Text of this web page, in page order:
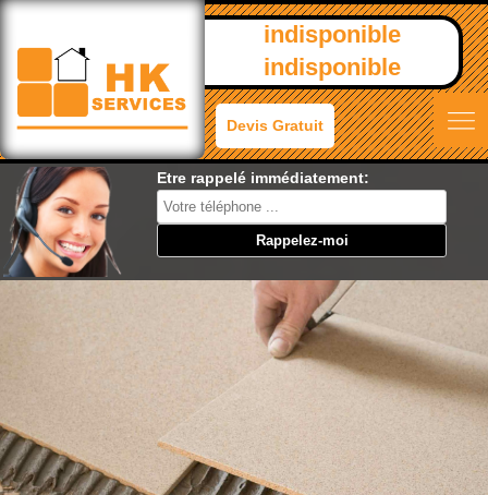
indisponible
indisponible
Devis Gratuit
Etre rappelé immédiatement: